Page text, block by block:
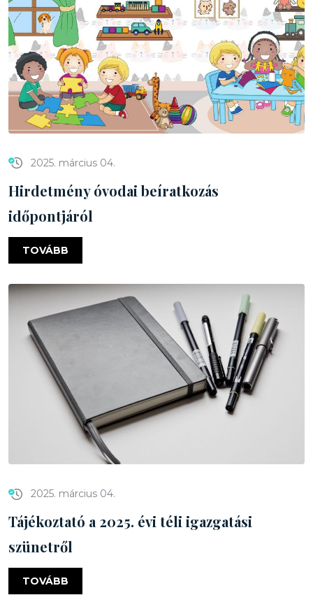
2025. március 04.
Hirdetmény óvodai beíratkozás
időpontjáról
TOVÁBB
2025. március 04.
Tájékoztató a 2025. évi téli igazgatási
szünetről
TOVÁBB